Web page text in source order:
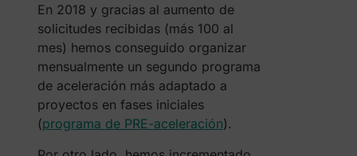
En 2018 y gracias al aumento de
solicitudes recibidas (más 100 al
mes) hemos conseguido organizar
mensualmente un segundo programa
de aceleración más adaptado a
proyectos en fases iniciales
(programa de PRE-aceleración).